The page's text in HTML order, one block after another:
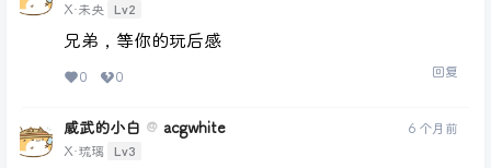
X·未央 Lv2
兄弟，等你的玩后感
0 0 回复
威武的小白 @ acgwhite
X·琉璃 Lv3
6 个月前